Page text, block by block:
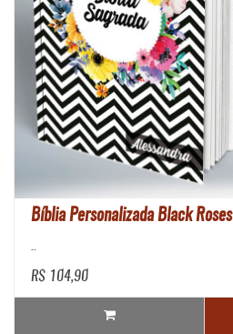
Bíblia Personalizada Black Roses
..
R$ 104,90